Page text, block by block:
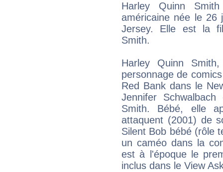
Harley Quinn
américaine née le 26
Jersey. Elle est la
Smith.
Harley Quinn
personnage de
Red Bank dans le
Jennifer
Smith. Bébé, elle
attaquent (2001) de
Silent Bob bébé (rôle
un caméo dans la
est à l'époque le
inclus dans le View